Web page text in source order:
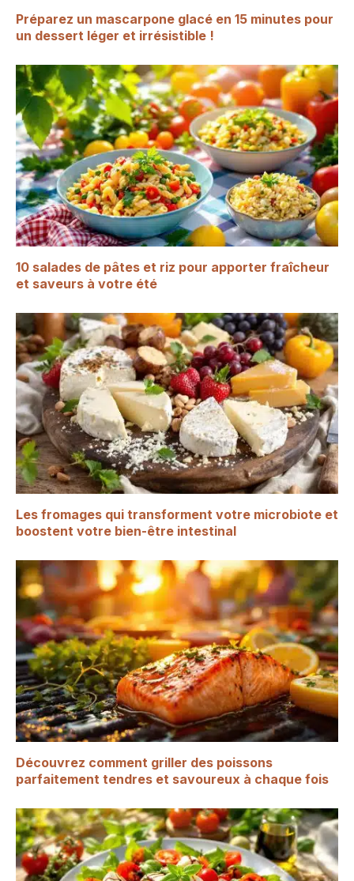
Préparez un mascarpone glacé en 15 minutes pour
un dessert léger et irrésistible !
10 salades de pâtes et riz pour apporter fraîcheur
et saveurs à votre été
Les fromages qui transforment votre microbiote et
boostent votre bien-être intestinal
Découvrez comment griller des poissons
parfaitement tendres et savoureux à chaque fois